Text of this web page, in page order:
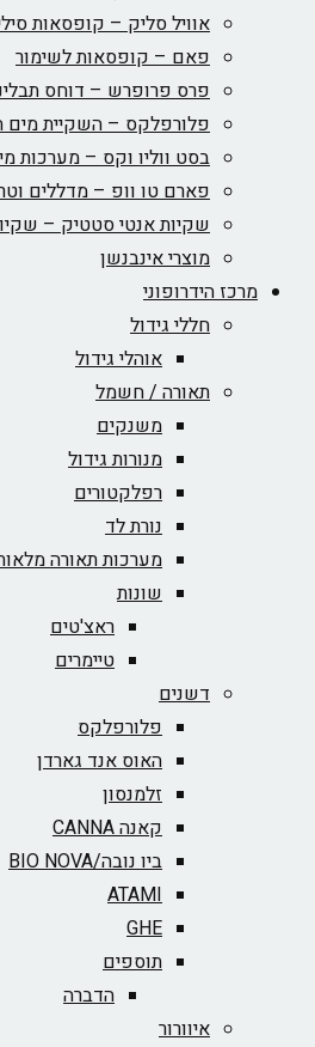
אוויל סליק – קופסאות
פאם – קופסאות לשימור
פרס פרופרש – דוחס
פלורפלקס – השקיית
בסט ווליו וקס – מערכות
פארם טו וופ – מדללים
שקיות אנטי סטטיק –
מוצרי אינבנשן
מרכז הידרופוני
חללי גידול
אוהלי גידול
תאורה / חשמל
משנקים
מנורות גידול
רפלקטורים
נורת לד
מערכות תאורה
שונות
ראצ'טים
טיימרים
דשנים
פלורפלקס
האוס אנד גארדן
זלמנסון
קאנה CANNA
ביו נובה/BIO NOVA‏
ATAMI
GHE
תוספים
הדברה
איוורור